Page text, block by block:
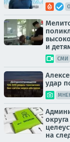
и
СМИ
удар
на